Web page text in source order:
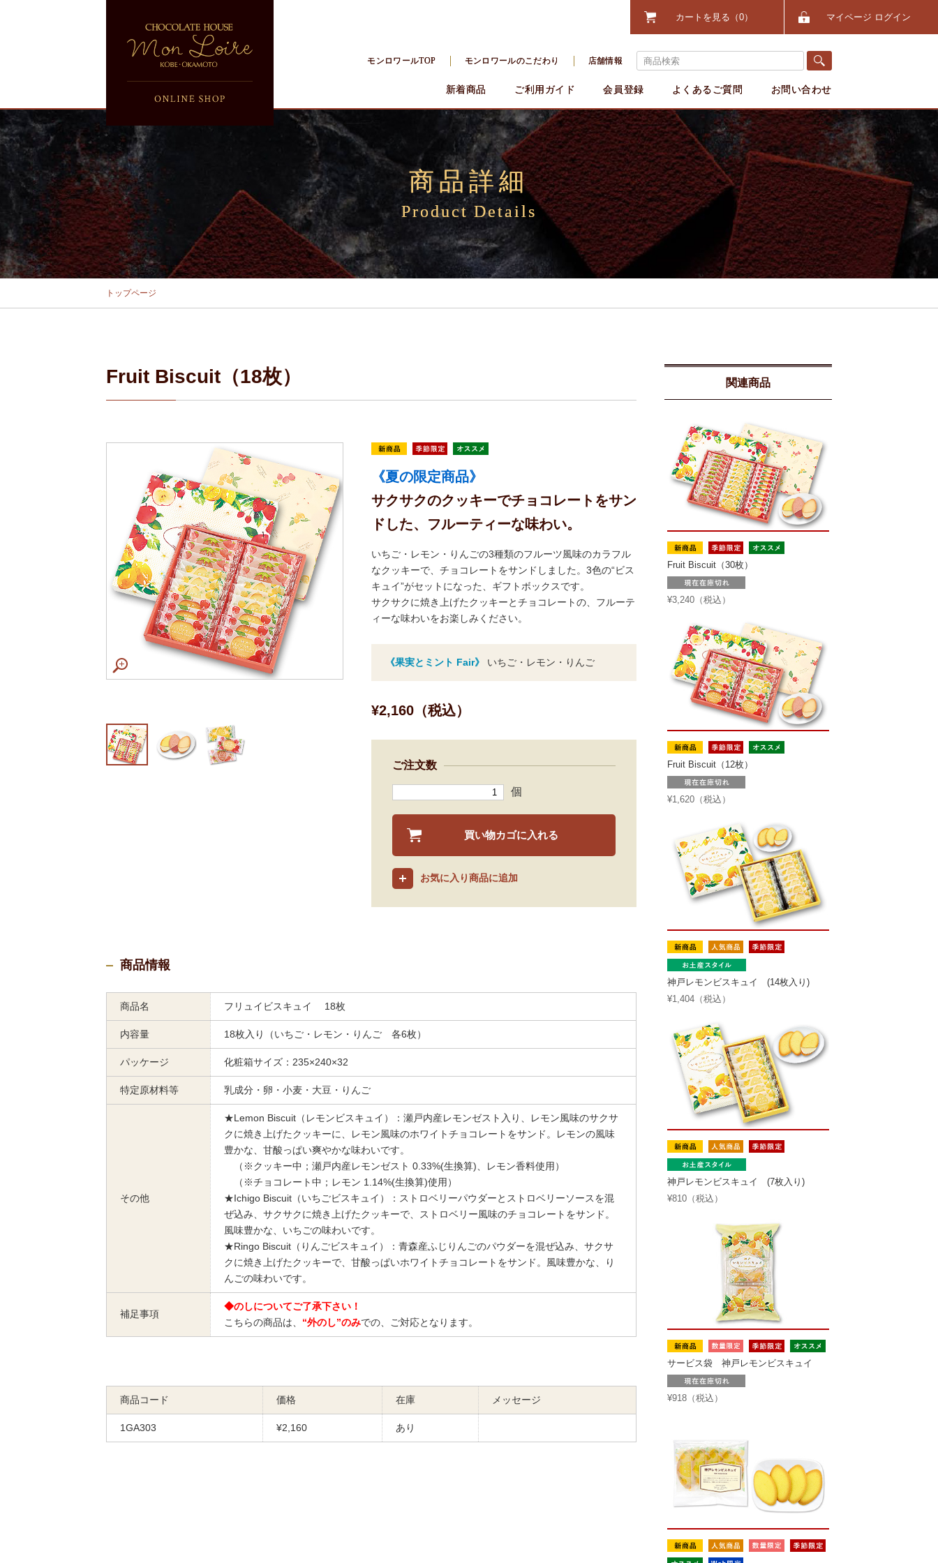
カートを見る 0 マイページ ログイン
モンロワールTOP モンロワールのこだわり 店舗情報
新着商品 ご利用ガイド 会員登録 よくあるご質問 お問い合わせ
商品詳細
Product Details
トップページ
Fruit Biscuit（18枚）
《夏の限定商品》
サクサクのクッキーでチョコレートをサン
ドした、フルーティーな味わい。
いちご・レモン・りんごの3種類のフルーツ風味のカラフル
なクッキーで、チョコレートをサンドしました。3色の“ビス
キュイ”がセットになった、ギフトボックスです。
サクサクに焼き上げたクッキーとチョコレートの、フルーテ
ィーな味わいをお楽しみください。
《果実とミント Fair》 いちご・レモン・りんご
¥2,160（税込）
ご注文数
個
買い物カゴに入れる
お気に入り商品に追加
商品情報
商品名 フリュイビスキュイ 18枚
内容量 18枚入り（いちご・レモン・りんご 各6枚）
パッケージ 化粧箱サイズ：235×240×32
特定原材料等 乳成分・卵・小麦・大豆・りんご
その他
★Lemon Biscuit（レモンビスキュイ）：瀬戸内産レモンゼスト入り、レモン風味のサクサ
クに焼き上げたクッキーに、レモン風味のホワイトチョコレートをサンド。レモンの風味
豊かな、甘酸っぱい爽やかな味わいです。
（※クッキー中；瀬戸内産レモンゼスト 0.33%(生換算)、レモン香料使用）
（※チョコレート中；レモン 1.14%(生換算)使用）
★Ichigo Biscuit（いちごビスキュイ）：ストロベリーパウダーとストロベリーソースを混
ぜ込み、サクサクに焼き上げたクッキーで、ストロベリー風味のチョコレートをサンド。
風味豊かな、いちごの味わいです。
★Ringo Biscuit（りんごビスキュイ）：青森産ふじりんごのパウダーを混ぜ込み、サクサ
クに焼き上げたクッキーで、甘酸っぱいホワイトチョコレートをサンド。風味豊かな、り
んごの味わいです。
補足事項
◆のしについてご了承下さい！
こちらの商品は、 “外のし”のみでの、ご対応となります。
商品コード 価格 在庫 メッセージ
1GA303 ¥2,160 あり
関連商品
Fruit Biscuit（30枚）
¥3,240（税込）
Fruit Biscuit（12枚）
¥1,620（税込）
神戸レモンビスキュイ (14枚入り)
¥1,404（税込）
神戸レモンビスキュイ (7枚入り)
¥810（税込）
サービス袋 神戸レモンビスキュイ
¥918（税込）